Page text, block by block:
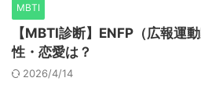
MBTI
【MBTI診断】ENFP（広報運
性・恋愛は？
2026/4/14